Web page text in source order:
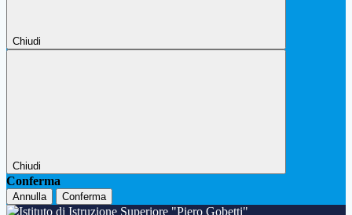
Chiudi
Chiudi
Conferma
Annulla Conferma